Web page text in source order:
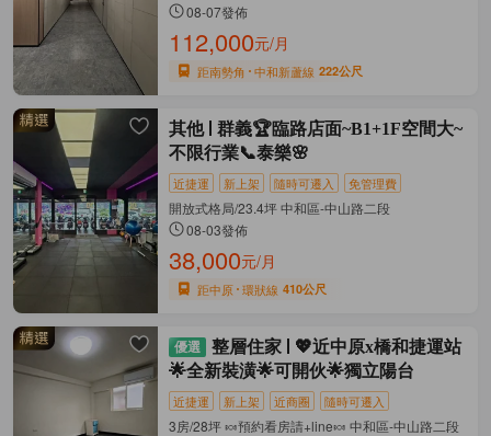
08-07發佈
112,000元/月
距南勢角 中和新蘆線 222公尺
其他
群義🏆臨路店面~B1+1F空間大~
不限行業📞泰樂🌸
近捷運 新上架 隨時可遷入 免管理費
開放式格局/23.4坪 中和區-中山路二段
08-03發佈
38,000元/月
距中原 環狀線 410公尺
整層住家
💖近中原x橋和捷運站
🌟全新裝潢🌟可開伙🌟獨立陽台
近捷運 新上架 近商圈 隨時可遷入
3房/28坪 🍬預約看房請+line🍬 中和區-中山路二段